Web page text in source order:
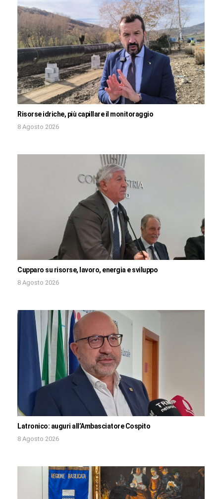
Risorse idriche, più capillare il monitoraggio
8 Agosto 2026
Cupparo su risorse, lavoro, energia e sviluppo
8 Agosto 2026
Latronico: auguri all’Ambasciatore Cospito
8 Agosto 2026